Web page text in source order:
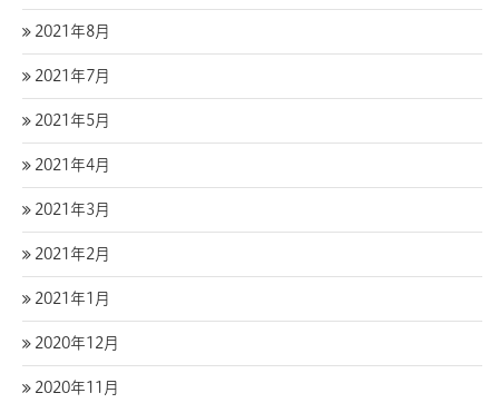
2021年8月
2021年7月
2021年5月
2021年4月
2021年3月
2021年2月
2021年1月
2020年12月
2020年11月